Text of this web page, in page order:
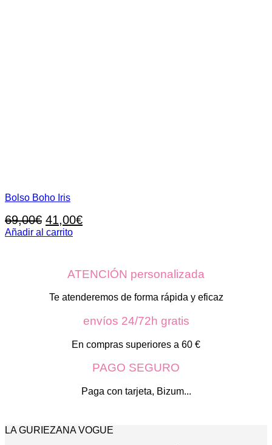
Bolso Boho Iris
69,00€ El
precio
69,00€.
41,00€El
41,00€.
Añadir al carrito
ATENCIÓN personalizada
Te atenderemos de forma rápida y eficaz
envíos 24/72h gratis
En compras superiores a 60 €
PAGO SEGURO
Paga con tarjeta, Bizum...
LA GURIEZANA VOGUE